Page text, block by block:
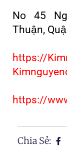
No 45
Thuận,
https://
https://
Chia Sẻ: